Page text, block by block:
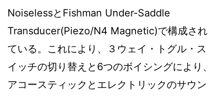
NoiselessとFishman Under-Saddle
Transducer(Piezo/N4 Magnetic)で構成され
ている。これにより、３ウェイ・トグル・ス
イッチの切り替えと6つのボイシングにより、
アコースティックとエレクトリックのサウン